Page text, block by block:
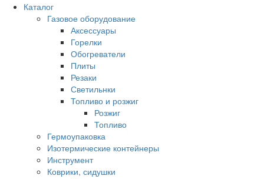
Каталог
Газовое оборудование
Аксессуары
Горелки
Обогреватели
Плиты
Резаки
Светильнки
Топливо и розжиг
Розжиг
Топливо
Гермоупаковка
Изотермические контейнеры
Инструмент
Коврики, сидушки